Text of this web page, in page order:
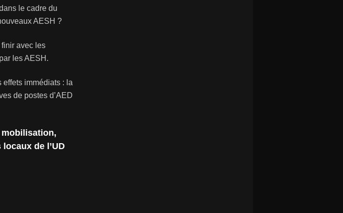
le cadre du
AESH ?
avec les
les AESH.
effets immédiats : la
de postes d’AED
de l’UD